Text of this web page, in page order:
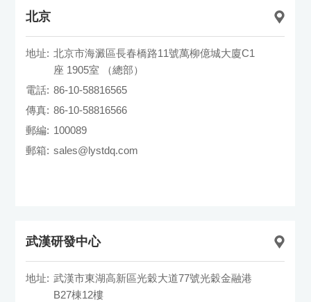
北京
地址: 北京市海澱區長春橋路11號萬柳億城大廈C1
座 1905室 （總部）
電話: 86-10-58816565
傳真: 86-10-58816566
郵編: 100089
郵箱: sales@lystdq.com
武漢研發中心
地址: 武漢市東湖高新區光穀大道77號光穀金融港
B27棟12樓